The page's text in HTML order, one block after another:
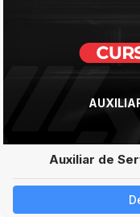
Auxiliar de